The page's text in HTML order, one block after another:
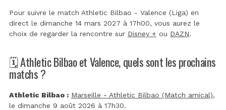
Pour suivre le match Athletic Bilbao - Valence (Liga) en
direct le dimanche 14 mars 2027 à 17h00, vous aurez le
choix de regarder la rencontre sur Disney + ou DAZN.
🗓️ Athletic Bilbao et Valence, quels sont les prochains
matchs ?
Athletic Bilbao : Marseille - Athletic Bilbao (Match amical),
le dimanche 9 août 2026 à 17h30.